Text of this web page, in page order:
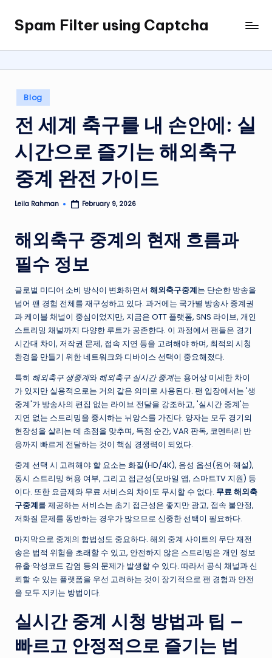
Skip
content
Spam Filter using Captcha
Posted
in
Blog
전 세계 축구를 내 손안에: 실
시간으로 즐기는 해외축구
중계 완전 가이드
Posted
Leila Rahman February 9, 2026
해외축구 중계의 현재 흐름과
필수 정보
글로벌 미디어 소비 방식이 변화하면서 해외축구중계는 단순한 방송을
넘어 팬 경험 전체를 재구성하고 있다. 과거에는 국가별 방송사 중계권
과 케이블 채널이 중심이었지만, 지금은 OTT 플랫폼, SNS 라이브, 개인
스트리밍 채널까지 다양한 루트가 공존한다. 이 과정에서 팬들은 경기
시간대 차이, 저작권 문제, 접속 지연 등을 고려해야 하며, 최적의 시청
환경을 만들기 위한 네트워크와 디바이스 선택이 중요해졌다.
특히 해외축구 생중계와 해외축구 실시간 중계는 용어상 미세한 차이
가 있지만 실용적으로는 거의 같은 의미로 사용된다. 팬 입장에서는 '생
중계'가 방송사의 편집 없는 라이브 전달을 강조하고, '실시간 중계'는
지연 없는 스트리밍을 중시하는 뉘앙스를 가진다. 양자는 모두 경기의
현장성을 살리는 데 초점을 맞추며, 득점 순간, VAR 판독, 코멘터리 반
응까지 빠르게 전달하는 것이 핵심 경쟁력이 되었다.
중계 선택 시 고려해야 할 요소는 화질(HD/4K), 음성 옵션(원어·해설),
동시 스트리밍 허용 여부, 그리고 접근성(모바일 앱, 스마트TV 지원) 등
이다. 또한 요금제와 무료 서비스의 차이도 무시할 수 없다. 무료 해외축
구중계를 제공하는 서비스는 초기 접근성은 좋지만 광고, 접속 불안정,
저화질 문제를 동반하는 경우가 많으므로 신중한 선택이 필요하다.
마지막으로 중계의 합법성도 중요하다. 해외 중계 사이트의 무단 재전
송은 법적 위험을 초래할 수 있고, 안전하지 않은 스트리밍은 개인 정보
유출·악성코드 감염 등의 문제가 발생할 수 있다. 따라서 공식 채널과 신
뢰할 수 있는 플랫폼을 우선 고려하는 것이 장기적으로 팬 경험과 안전
을 모두 지키는 방법이다.
실시간 중계 시청 방법과 팁 —
빠르고 안정적으로 즐기는 법